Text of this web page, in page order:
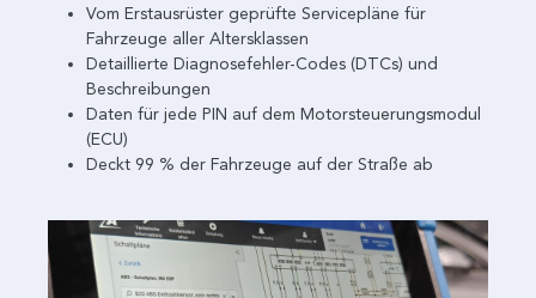
Vom Erstausrüster geprüfte Servicepläne für
Fahrzeuge aller Altersklassen
Detaillierte Diagnosefehler-Codes (DTCs) und
Beschreibungen
Daten für jede PIN auf dem Motorsteuerungsmodul
(ECU)
Deckt 99 % der Fahrzeuge auf der Straße ab